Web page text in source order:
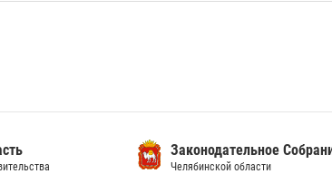
Законодательное
Челябинской области